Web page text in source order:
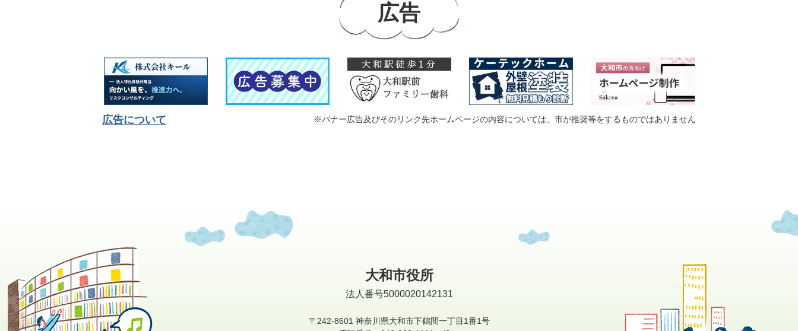
広告
広告について ※バナー広告及びそのリンク先ホームページの内容については、市が推奨等をするものではありません
大和市役所
法人番号5000020142131
〒242-8601 神奈川県大和市下鶴間一丁目1番1号